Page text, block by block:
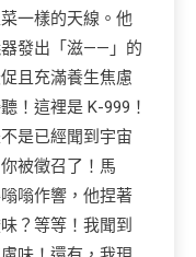
一樣的天線。他
發出「滋——」的
且充滿養生焦慮
！這裡是 K-999！
是已經聞到宇宙
被徵召了！馬
嗡作響，他捏著
？等等！我聞到